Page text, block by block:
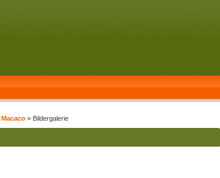
Macaco » Bildergalerie